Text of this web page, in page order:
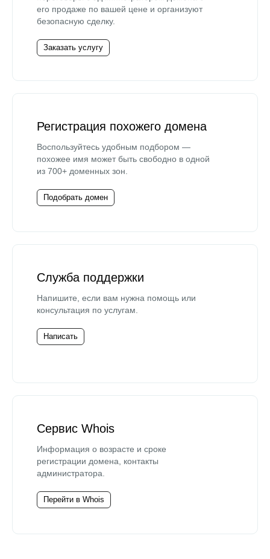
его продаже по вашей цене и организуют
безопасную сделку.
Заказать услугу
Регистрация похожего домена
Воспользуйтесь удобным подбором —
похожее имя может быть свободно в одной
из 700+ доменных зон.
Подобрать домен
Служба поддержки
Напишите, если вам нужна помощь или
консультация по услугам.
Написать
Сервис Whois
Информация о возрасте и сроке
регистрации домена, контакты
администратора.
Перейти в Whois